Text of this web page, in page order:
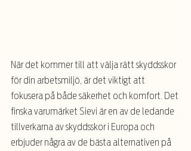
När det kommer till att välja rätt skyddsskor
för din arbetsmiljö, är det viktigt att
fokusera på både säkerhet och komfort. Det
finska varumärket Sievi är en av de ledande
tillverkarna av skyddsskor i Europa och
erbjuder några av de bästa alternativen på